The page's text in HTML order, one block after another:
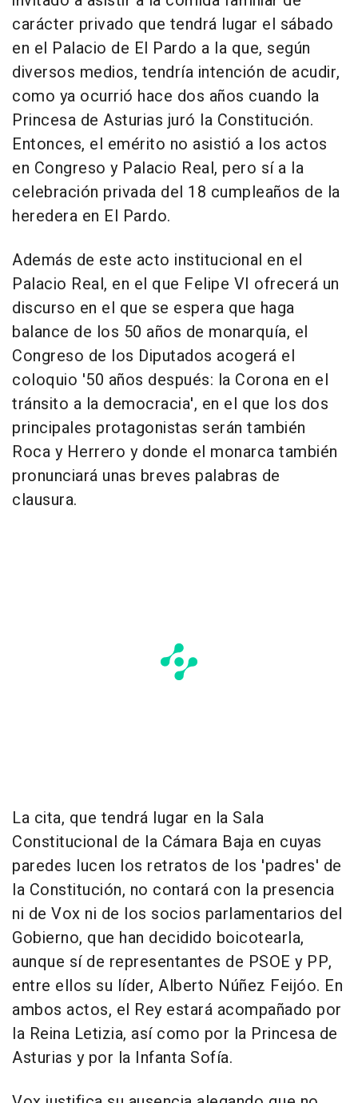
carácter privado que tendrá lugar el sábado
en el Palacio de El Pardo a la que, según
diversos medios, tendría intención de acudir,
como ya ocurrió hace dos años cuando la
Princesa de Asturias juró la Constitución.
Entonces, el emérito no asistió a los actos
en Congreso y Palacio Real, pero sí a la
celebración privada del 18 cumpleaños de la
heredera en El Pardo.
Además de este acto institucional en el
Palacio Real, en el que Felipe VI ofrecerá un
discurso en el que se espera que haga
balance de los 50 años de monarquía, el
Congreso de los Diputados acogerá el
coloquio '50 años después: la Corona en el
tránsito a la democracia', en el que los dos
principales protagonistas serán también
Roca y Herrero y donde el monarca también
pronunciará unas breves palabras de
clausura.
La cita, que tendrá lugar en la Sala
Constitucional de la Cámara Baja en cuyas
paredes lucen los retratos de los 'padres' de
la Constitución, no contará con la presencia
ni de Vox ni de los socios parlamentarios del
Gobierno, que han decidido boicotearla,
aunque sí de representantes de PSOE y PP,
entre ellos su líder, Alberto Núñez Feijóo. En
ambos actos, el Rey estará acompañado por
la Reina Letizia, así como por la Princesa de
Asturias y por la Infanta Sofía.